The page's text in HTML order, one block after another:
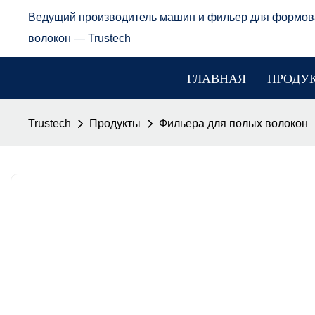
Ведущий производитель машин и фильер для
волокон — Trustech
ГЛАВНАЯ
Trustech Продукты Фильера для полых волокон